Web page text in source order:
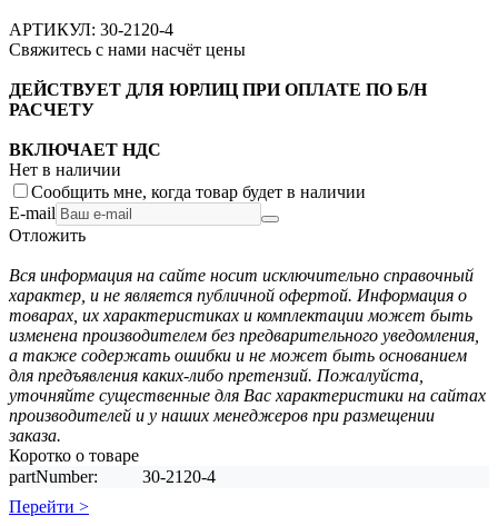
АРТИКУЛ: 30-2120-4
Свяжитесь с нами насчёт цены
ДЕЙСТВУЕТ ДЛЯ ЮРЛИЦ ПРИ ОПЛАТЕ ПО Б/Н
РАСЧЕТУ
ВКЛЮЧАЕТ НДС
Нет в наличии
Сообщить мне, когда товар будет в наличии
E-mail
Отложить
Вся информация на сайте носит исключительно справочный
характер, и не является публичной офертой. Информация о
товарах, их характеристиках и комплектации может быть
изменена производителем без предварительного уведомления,
а также содержать ошибки и не может быть основанием
для предъявления каких-либо претензий. Пожалуйста,
уточняйте существенные для Вас характеристики на сайтах
производителей и у наших менеджеров при размещении
заказа.
Коротко о товаре
partNumber:
30-2120-4
Перейти >